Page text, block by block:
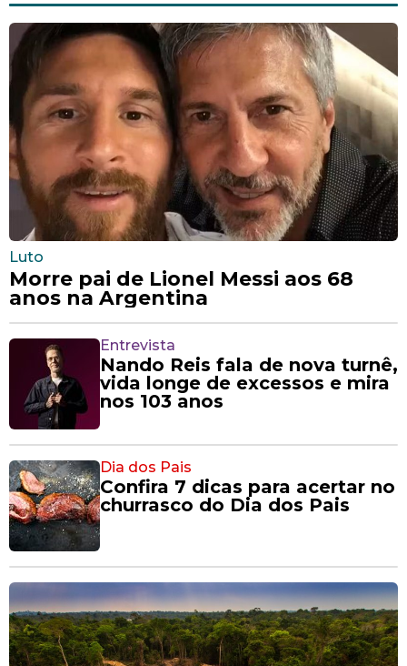
Luto
Morre pai de Lionel Messi aos 68
anos na Argentina
Entrevista
Nando Reis fala de nova turnê,
vida longe de excessos e mira
nos 103 anos
Dia dos Pais
Confira 7 dicas para acertar no
churrasco do Dia dos Pais